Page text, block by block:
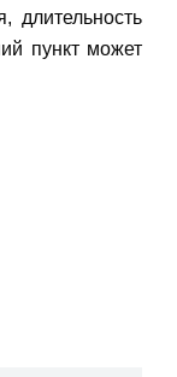
длительность
пункт может